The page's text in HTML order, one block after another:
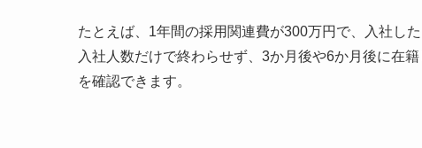
たとえば、1年間の採用関連費が300万円で、入社し
入社人数だけで終わらせず、3か月後や6か月後に在
を確認できます。